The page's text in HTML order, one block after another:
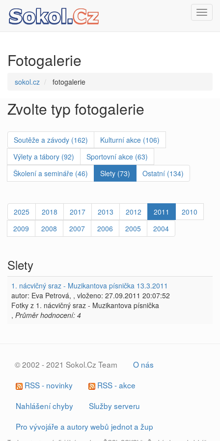
Fotogalerie
sokol.cz fotogalerie
Zvolte typ fotogalerie
Soutěže a závody (162)
Kulturní akce (106)
Výlety a tábory (92)
Sportovní akce (63)
Školení a semináře (46)
Slety (73) Ostatní (134)
2025 2018 2017 2013 2012 2011
2010
2009
2008 2007 2006 2005 2004
Slety
1. nácvičný sraz - Muzikantova písnička 13.3.2011
autor: Eva Petrová, , vloženo: 27.09.2011 20:07:52
Fotky z 1. nácvičný sraz - Muzikantova písnička
, Průměr hodnocení: 4
© 2002 - 2021 Sokol.Cz Team
O nás
RSS - novinky
RSS - akce
Nahlášení chyby
Služby serveru
Pro vývojáře a autory webů jednot a žup